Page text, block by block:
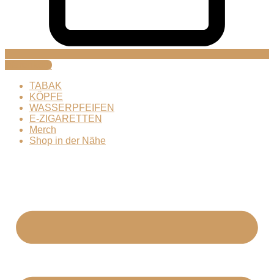
Warenkorb
TABAK
KÖPFE
WASSERPFEIFEN
E-ZIGARETTEN
Merch
Shop in der Nähe